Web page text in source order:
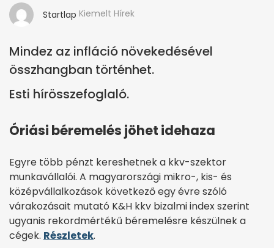
Startlap Kiemelt Hírek
Mindez az infláció növekedésével
összhangban történhet.
Esti hírösszefoglaló.
Óriási béremelés jöhet idehaza
Egyre több pénzt kereshetnek a kkv-szektor
munkavállalói. A magyarországi mikro-, kis- és
középvállalkozások következő egy évre szóló
várakozásait mutató K&H kkv bizalmi index szerint
ugyanis rekordmértékű béremelésre készülnek a
cégek. Részletek.